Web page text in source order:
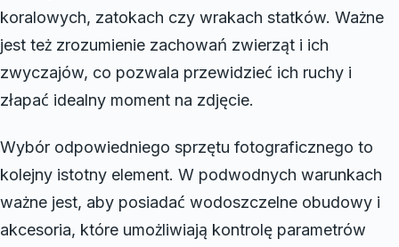
koralowych, zatokach czy wrakach statków. Ważne
jest też zrozumienie zachowań zwierząt i ich
zwyczajów, co pozwala przewidzieć ich ruchy i
złapać idealny moment na zdjęcie.
Wybór odpowiedniego sprzętu fotograficznego to
kolejny istotny element. W podwodnych warunkach
ważne jest, aby posiadać wodoszczelne obudowy i
akcesoria, które umożliwiają kontrolę parametrów